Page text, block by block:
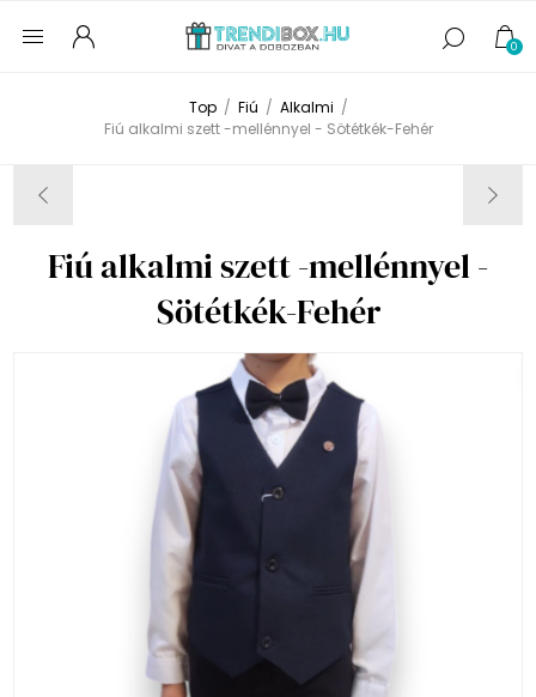
0
Top / Fiú / Alkalmi /
Fiú alkalmi szett -mellénnyel - Sötétkék-Fehér
Fiú alkalmi szett -mellénnyel -
Sötétkék-Fehér